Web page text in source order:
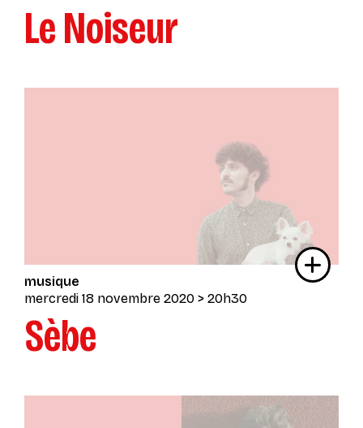
Le Noiseur
musique
mercredi 18 novembre 2020 > 20h30
Sèbe